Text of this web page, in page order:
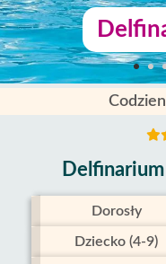
Dorosły
Dziecko (4-9)